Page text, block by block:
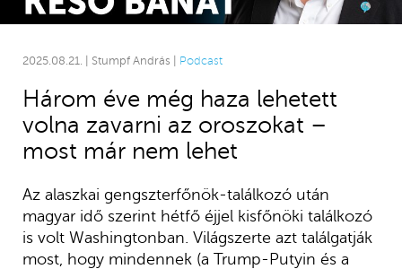
2025.08.21. | Stumpf András | Podcast
Három éve még haza lehetett
volna zavarni az oroszokat –
most már nem lehet
Az alaszkai gengszterfőnök-találkozó után
magyar idő szerint hétfő éjjel kisfőnöki találkozó
is volt Washingtonban. Világszerte azt találgatják
most, hogy mindennek (a Trump-Putyin és a